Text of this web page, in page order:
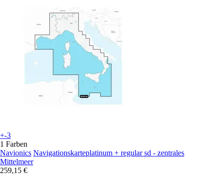
+-3
1 Farben
Navionics Navigationskarteplatinum + regular sd - zentrales
Mittelmeer
259,15 €